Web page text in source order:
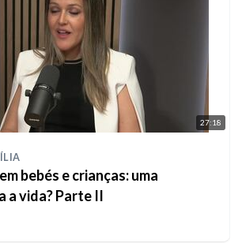
27:18
bebés e crianças: uma
a vida? Parte II